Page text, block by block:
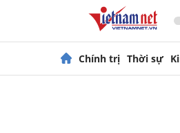
Chính trị Thời sự